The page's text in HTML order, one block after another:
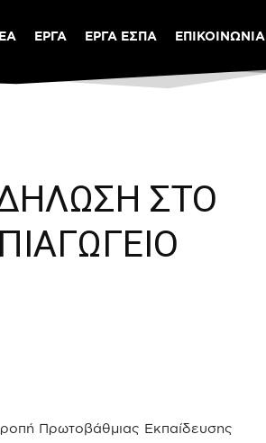
ΕΡΓΑ ΕΡΓΑ ΕΣΠΑ ΕΠΙΚΟΙΝΩΝΙΑ
ΣΤΟ
Πρωτοβάθμιας Εκπαίδευσης